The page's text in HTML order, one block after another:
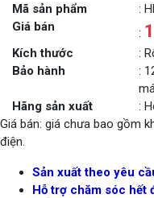
Mã sản phẩm
:
Giá bán
:
Kích thước
:
Bảo hành
:
Hãng sản xuất
:
Giá bán: giá chưa bao gồm
điện.
Sản xuất theo yêu
Hỗ trợ chăm sóc hết